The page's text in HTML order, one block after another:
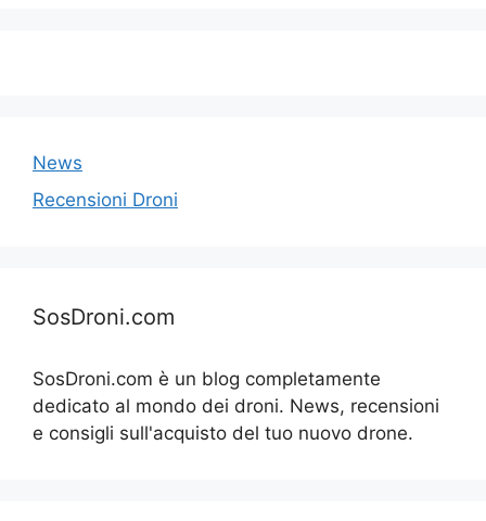
News
Recensioni Droni
SosDroni.com
SosDroni.com è un blog completamente
dedicato al mondo dei droni. News, recensioni
e consigli sull'acquisto del tuo nuovo drone.